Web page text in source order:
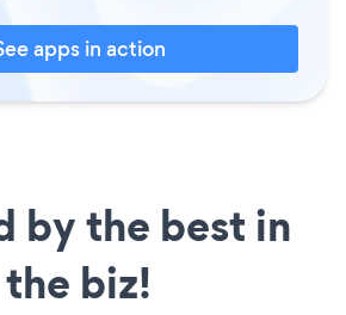
apps in action
by the best in
the biz!